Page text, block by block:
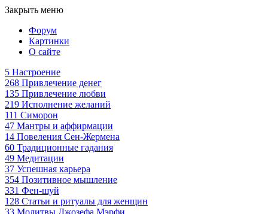
Закрыть меню
Форум
Картинки
О сайте
5 Настроение
268 Привлечение денег
135 Привлечение любви
219 Исполнение желаний
111 Симорон
47 Мантры и аффирмации
14 Повеления Сен-Жермена
60 Традиционные гадания
49 Медитации
37 Успешная карьера
354 Позитивное мышление
331 Фен-шуй
128 Статьи и ритуалы для женщин
33 Молитвы Джозефа Мэрфи